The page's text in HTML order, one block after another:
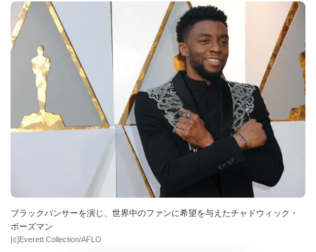
ブラックパンサーを演じ、世界中のファンに希望を与えたチャドウィック・
ボーズマン
[c]Everett Collection/AFLO